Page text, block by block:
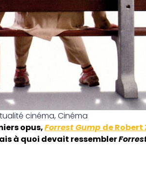
cinéma,Cinéma
opus,Forrest Gump de Robert
à quoi devait ressembler